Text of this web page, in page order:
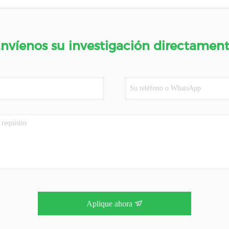
su investigación
Aplique ahora